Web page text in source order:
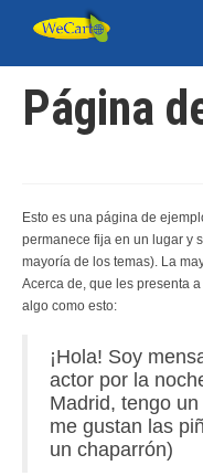
Página
Esto es una página de
permanece fija en un lugar y
mayoría de los temas). La
Acerca de, que les presenta
algo como esto:
¡Hola! Soy
actor por la
Madrid, tengo
me gustan las
un chaparrón)